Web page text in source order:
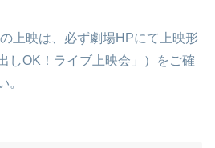
上映は、必ず劇場HPにて上映形
しOK！ライブ上映会」）をご確
。